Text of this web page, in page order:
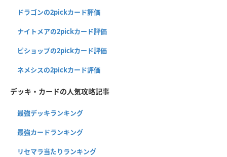
ドラゴンの2pickカード評価
ナイトメアの2pickカード評価
ビショップの2pickカード評価
ネメシスの2pickカード評価
デッキ・カードの人気攻略記事
最強デッキランキング
最強カードランキング
リセマラ当たりランキング